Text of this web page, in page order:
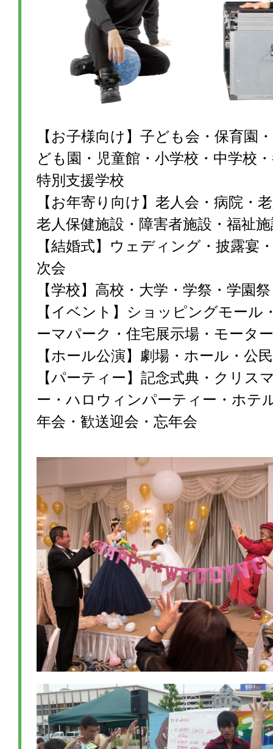
【お子様向け】子ども会・保育園
ども園・児童館・小学校・中学校
特別支援学校
【お年寄り向け】老人会・病院・
老人保健施設・障害者施設・福祉
【結婚式】ウェディング・披露宴
次会
【学校】高校・大学・学祭・学園
【イベント】ショッピングモール
ーマパーク・住宅展示場・モータ
【ホール公演】劇場・ホール・公
【パーティー】記念式典・クリス
ー・ハロウィンパーティー・ホテ
年会・歓送迎会・忘年会